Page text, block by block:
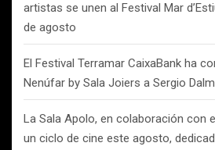
artistas se unen al Festival Mar
de agosto
El Festival Terramar CaixaBank ha
Nenúfar by Sala Joiers a Sergio
La Sala Apolo, en colaboración con
un ciclo de cine este agosto,